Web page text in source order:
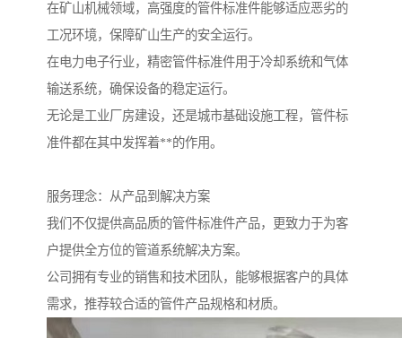
在矿山机械领域，高强度的管件标准件能够适应恶劣的
工况环境，保障矿山生产的安全运行。
在电力电子行业，精密管件标准件用于冷却系统和气体
输送系统，确保设备的稳定运行。
无论是工业厂房建设，还是城市基础设施工程，管件标
准件都在其中发挥着**的作用。
服务理念：从产品到解决方案
我们不仅提供高品质的管件标准件产品，更致力于为客
户提供全方位的管道系统解决方案。
公司拥有专业的销售和技术团队，能够根据客户的具体
需求，推荐较合适的管件产品规格和材质。